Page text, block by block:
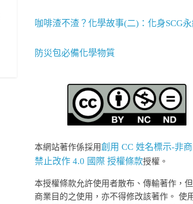
咖啡渣不渣？化學故事(二)：化身SCG
防災包必備化學物質
本網站著作係採用創用 CC 姓名標示-非
禁止改作 4.0 國際 授權條款授權。
本授權條款允許使用者散布、傳輸著作，
商業目的之使用，亦不得修改該著作。 使